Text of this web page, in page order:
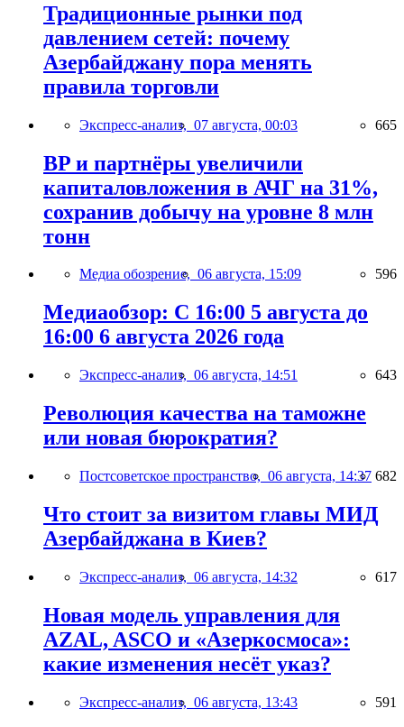
Традиционные рынки под
давлением сетей: почему
Азербайджану пора менять
правила торговли
Экспресс-анализ, 07 августа, 00:03 665
BP и партнёры увеличили
капиталовложения в АЧГ на 31%,
сохранив добычу на уровне 8 млн
тонн
Медиа обозрение, 06 августа, 15:09 596
Медиаобзор: С 16:00 5 августа до
16:00 6 августа 2026 года
Экспресс-анализ, 06 августа, 14:51 643
Революция качества на таможне
или новая бюрократия?
Постсоветское пространство, 06 августа, 14:37 682
Что стоит за визитом главы МИД
Азербайджана в Киев?
Экспресс-анализ, 06 августа, 14:32 617
Новая модель управления для
AZAL, ASCO и «Азеркосмоса»:
какие изменения несёт указ?
Экспресс-анализ, 06 августа, 13:43 591